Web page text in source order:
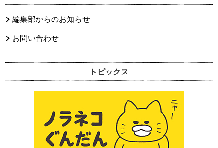
編集部からのお知らせ
お問い合わせ
トピックス